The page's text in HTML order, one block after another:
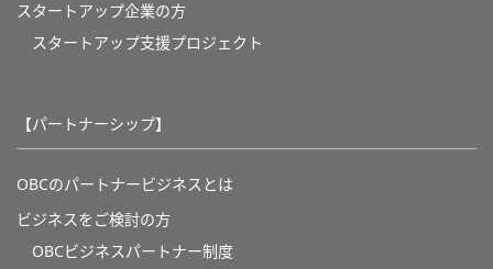
スタートアップ企業の方
スタートアップ支援プロジェクト
【パートナーシップ】
OBCのパートナービジネスとは
ビジネスをご検討の方
OBCビジネスパートナー制度